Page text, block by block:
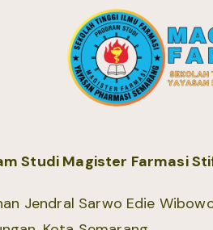
Studi Magister Farmasi
Jendral Sarwo Edie